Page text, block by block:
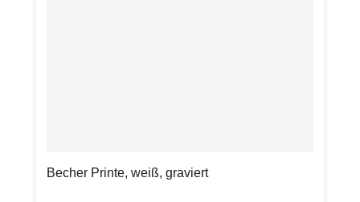
Becher Printe, weiß, graviert